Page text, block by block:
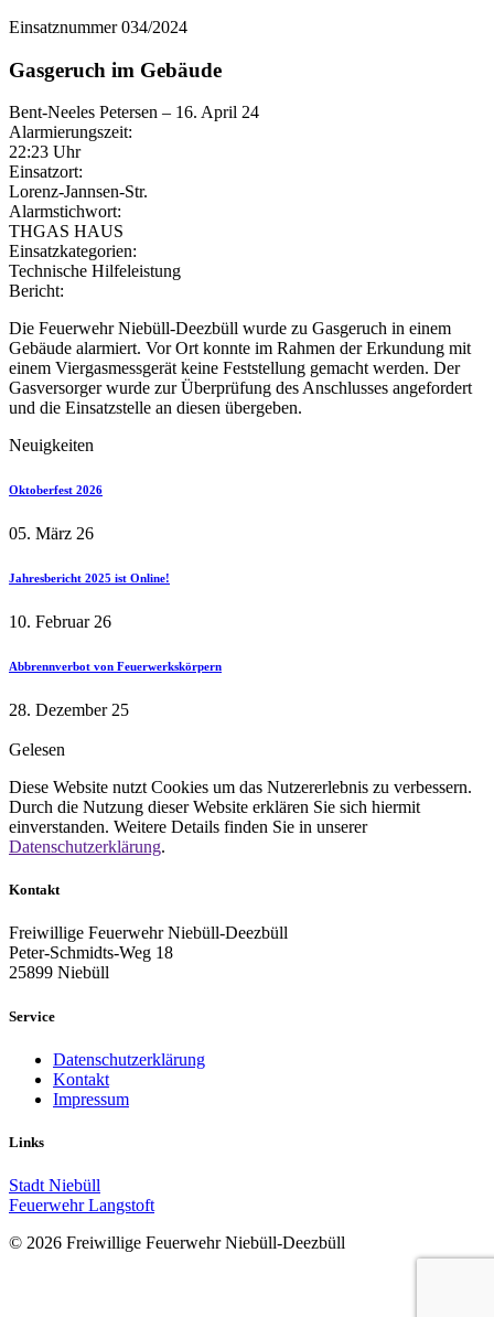
Einsatznummer 034/2024
Gasgeruch im Gebäude
Bent-Neeles Petersen – 16. April 24
Alarmierungszeit:
22:23 Uhr
Einsatzort:
Lorenz-Jannsen-Str.
Alarmstichwort:
THGAS HAUS
Einsatzkategorien:
Technische Hilfeleistung
Bericht:
Die Feuerwehr Niebüll-Deezbüll wurde zu Gasgeruch in einem
Gebäude alarmiert. Vor Ort konnte im Rahmen der Erkundung mit
einem Viergasmessgerät keine Feststellung gemacht werden. Der
Gasversorger wurde zur Überprüfung des Anschlusses angefordert
und die Einsatzstelle an diesen übergeben.
Neuigkeiten
Oktoberfest 2026
05. März 26
Jahresbericht 2025 ist Online!
10. Februar 26
Abbrennverbot von Feuerwerkskörpern
28. Dezember 25
Gelesen
Diese Website nutzt Cookies um das Nutzererlebnis zu verbessern.
Durch die Nutzung dieser Website erklären Sie sich hiermit
einverstanden. Weitere Details finden Sie in unserer
Datenschutzerklärung.
Kontakt
Freiwillige Feuerwehr Niebüll-Deezbüll
Peter-Schmidts-Weg 18
25899 Niebüll
Service
Datenschutzerklärung
Kontakt
Impressum
Links
Stadt Niebüll
Feuerwehr Langstoft
© 2026 Freiwillige Feuerwehr Niebüll-Deezbüll